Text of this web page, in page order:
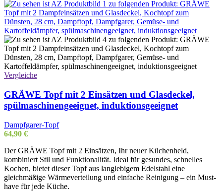
Vergleiche
GRÄWE Topf mit 2 Einsätzen und Glasdeckel,
spülmaschinengeeignet, induktionsgeeignet
Dampfgarer-Topf
64,90 €
Der GRÄWE Topf mit 2 Einsätzen, Ihr neuer Küchenheld,
kombiniert Stil und Funktionalität. Ideal für gesundes, schnelles
Kochen, bietet dieser Topf aus langlebigem Edelstahl eine
gleichmäßige Wärmeverteilung und einfache Reinigung – ein Must-
have für jede Küche.